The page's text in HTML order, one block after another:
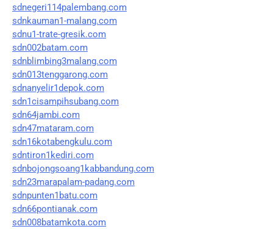
sdnegeri114palembang.com
sdnkauman1-malang.com
sdnu1-trate-gresik.com
sdn002batam.com
sdnblimbing3malang.com
sdn013tenggarong.com
sdnanyelir1depok.com
sdn1cisampihsubang.com
sdn64jambi.com
sdn47mataram.com
sdn16kotabengkulu.com
sdntiron1kediri.com
sdnbojongsoang1kabbandung.com
sdn23marapalam-padang.com
sdnpunten1batu.com
sdn66pontianak.com
sdn008batamkota.com